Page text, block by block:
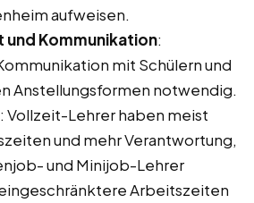
aufweisen.
und Kommunikation:
mit Schülern und
Anstellungsformen notwendig.
: Vollzeit-Lehrer haben meist
und mehr Verantwortung,
und Minijob-Lehrer
Arbeitszeiten